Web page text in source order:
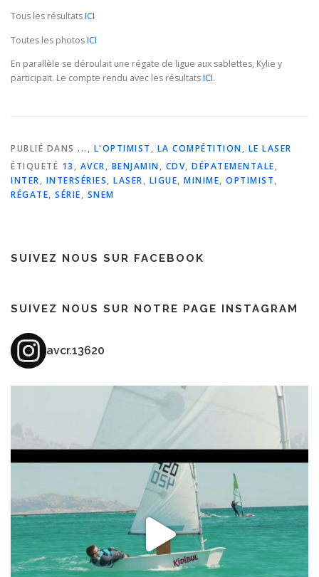
Tous les résultatsICI
Toutes les photosICI
En parallèle se déroulait une régate de ligue aux sablettes, Kylie y
participait. Le compte rendu avec les résultatsICI.
PUBLIÉ DANS ... , L'OPTIMIST , LA COMPÉTITION, LE LASER
ÉTIQUETÉ 13 , AVCR, BENJAMIN, CDV, DÉPATEMENTALE,
INTER, INTERSÉRIES, LASER, LIGUE, MINIME, OPTIMIST,
RÉGATE, SÉRIE, SNEM
SUIVEZ NOUS SUR FACEBOOK
SUIVEZ NOUS SUR NOTRE PAGE INSTAGRAM
avcr.13620